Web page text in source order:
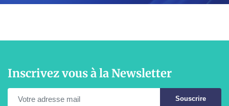
Inscrivez vous à la Newsletter
Souscrire